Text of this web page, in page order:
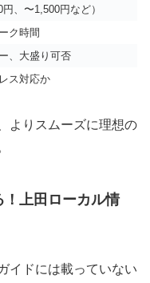
、〜1,500円など）
ク時間
、大盛り可否
ス対応か
よりスムーズに理想の
上田ローカル情
イドには載っていない